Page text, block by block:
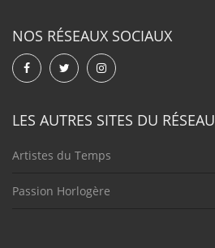
NOS RÉSEAUX SOCIAUX
LES AUTRES SITES DU RÉSEAU
Artistes du Temps
Passion Horlogère